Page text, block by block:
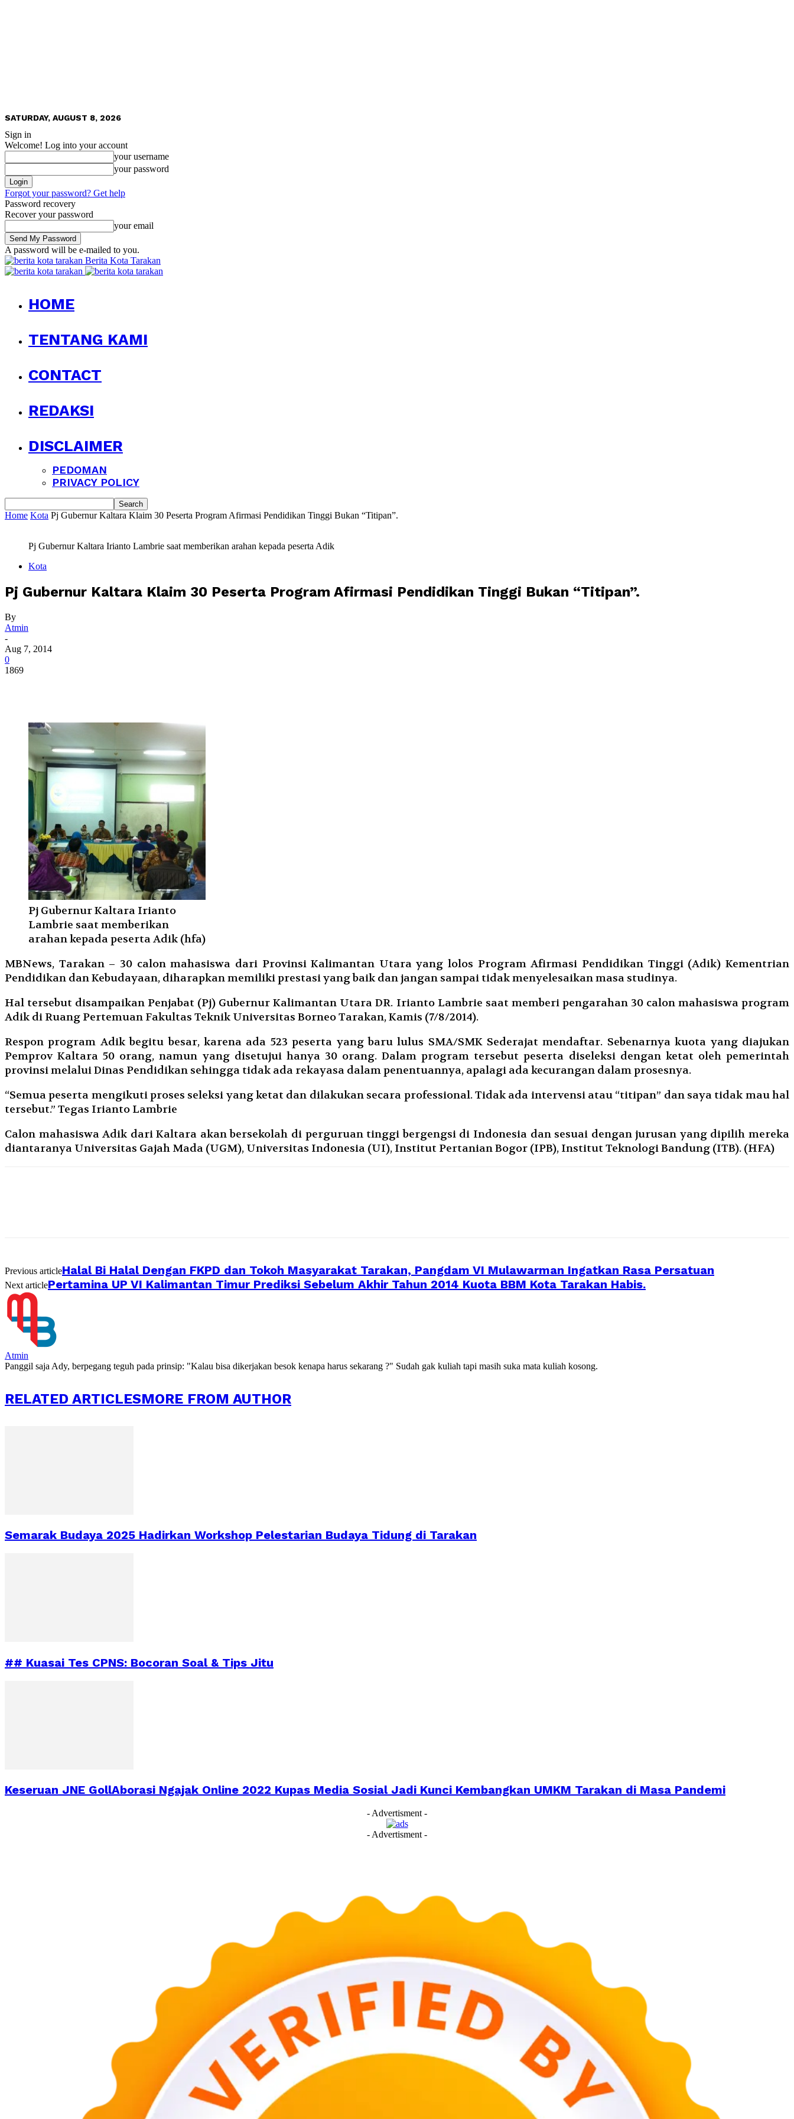
SATURDAY, AUGUST 8, 2026
Sign in
Welcome! Log into your account
your username
your password
Forgot your password? Get help
Password recovery
Recover your password
your email
A password will be e-mailed to you.
Berita Kota Tarakan
HOME
TENTANG KAMI
CONTACT
REDAKSI
DISCLAIMER
PEDOMAN
PRIVACY POLICY
Home Kota Pj Gubernur Kaltara Klaim 30 Peserta Program Afirmasi Pendidikan Tinggi Bukan “Titipan”.
Pj Gubernur Kaltara Irianto Lambrie saat memberikan arahan kepada peserta Adik
Kota
Pj Gubernur Kaltara Klaim 30 Peserta Program Afirmasi Pendidikan Tinggi Bukan “Titipan”.
By
Atmin
-
Aug 7, 2014
0
1869
Pj Gubernur Kaltara Irianto
Lambrie saat memberikan
arahan kepada peserta Adik (hfa)
MBNews, Tarakan – 30 calon mahasiswa dari Provinsi Kalimantan Utara yang lolos Program Afirmasi Pendidikan Tinggi (Adik) Kementrian
Pendidikan dan Kebudayaan, diharapkan memiliki prestasi yang baik dan jangan sampai tidak menyelesaikan masa studinya.
Hal tersebut disampaikan Penjabat (Pj) Gubernur Kalimantan Utara DR. Irianto Lambrie saat memberi pengarahan 30 calon mahasiswa program
Adik di Ruang Pertemuan Fakultas Teknik Universitas Borneo Tarakan, Kamis (7/8/2014).
Respon program Adik begitu besar, karena ada 523 peserta yang baru lulus SMA/SMK Sederajat mendaftar. Sebenarnya kuota yang diajukan
Pemprov Kaltara 50 orang, namun yang disetujui hanya 30 orang. Dalam program tersebut peserta diseleksi dengan ketat oleh pemerintah
provinsi melalui Dinas Pendidikan sehingga tidak ada rekayasa dalam penentuannya, apalagi ada kecurangan dalam prosesnya.
“Semua peserta mengikuti proses seleksi yang ketat dan dilakukan secara professional. Tidak ada intervensi atau “titipan” dan saya tidak mau hal
tersebut.” Tegas Irianto Lambrie
Calon mahasiswa Adik dari Kaltara akan bersekolah di perguruan tinggi bergengsi di Indonesia dan sesuai dengan jurusan yang dipilih mereka
diantaranya Universitas Gajah Mada (UGM), Universitas Indonesia (UI), Institut Pertanian Bogor (IPB), Institut Teknologi Bandung (ITB). (HFA)
Previous articleHalal Bi Halal Dengan FKPD dan Tokoh Masyarakat Tarakan, Pangdam VI Mulawarman Ingatkan Rasa Persatuan
Next articlePertamina UP VI Kalimantan Timur Prediksi Sebelum Akhir Tahun 2014 Kuota BBM Kota Tarakan Habis.
Atmin
Panggil saja Ady, berpegang teguh pada prinsip: "Kalau bisa dikerjakan besok kenapa harus sekarang ?" Sudah gak kuliah tapi masih suka mata kuliah kosong.
RELATED ARTICLESMORE FROM AUTHOR
Semarak Budaya 2025 Hadirkan Workshop Pelestarian Budaya Tidung di Tarakan
## Kuasai Tes CPNS: Bocoran Soal & Tips Jitu
Keseruan JNE GollAborasi Ngajak Online 2022 Kupas Media Sosial Jadi Kunci Kembangkan UMKM Tarakan di Masa Pandemi
- Advertisment -
- Advertisment -